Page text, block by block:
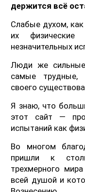
держится всё
Слабые духом,
их
незначительных
Люди же
самые трудные,
своего
Я знаю, что
этот сайт —
испытаний как
Во многом
пришли к
трехмерного
всей душой и